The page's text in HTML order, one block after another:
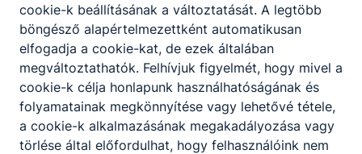
gyakorlat beszámítására, és ezáltal a képzési idő
rövidítésére.
cookie-k beállításának a változtatását. A legtöbb
böngésző alapértelmezettként automatikusan
elfogadja a cookie-kat, de ezek általában
megváltoztathatók. Felhívjuk figyelmét, hogy mivel a
cookie-k célja honlapunk használhatóságának és
folyamatainak megkönnyítése vagy lehetővé tétele,
a cookie-k alkalmazásának megakadályozása vagy
törlése által előfordulhat, hogy felhasználóink nem